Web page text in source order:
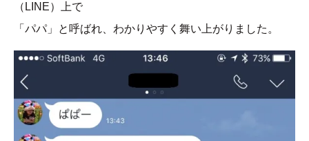
（LINE）上で
「パパ」と呼ばれ、わかりやすく舞い上がりました。